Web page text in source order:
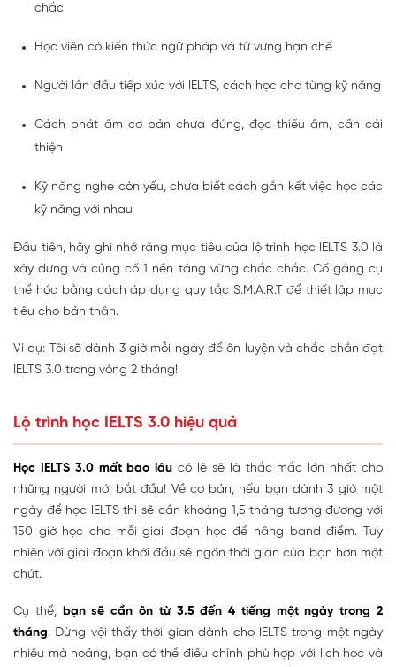
chắc
Học viên có kiến thức ngữ pháp và từ vựng hạn chế
Người lần đầu tiếp xúc với IELTS, cách học cho từng kỹ năng
Cách phát âm cơ bản chưa đúng, đọc thiếu âm, cần cải
thiện
Kỹ năng nghe còn yếu, chưa biết cách gắn kết việc học các
kỹ năng với nhau
Đầu tiên, hãy ghi nhớ rằng mục tiêu của lộ trình học IELTS 3.0 là
xây dựng và củng cố 1 nền tảng vững chắc chắc. Cố gắng cụ
thể hóa bằng cách áp dụng quy tắc S.M.A.R.T để thiết lập mục
tiêu cho bản thân.
Ví dụ: Tôi sẽ dành 3 giờ mỗi ngày để ôn luyện và chắc chắn đạt
IELTS 3.0 trong vòng 2 tháng!
Lộ trình học IELTS 3.0 hiệu quả
Học IELTS 3.0 mất bao lâu có lẽ sẽ là thắc mắc lớn nhất cho
những người mới bắt đầu! Về cơ bản, nếu bạn dành 3 giờ một
ngày để học IELTS thì sẽ cần khoảng 1,5 tháng tương đương với
150 giờ học cho mỗi giai đoạn học để nâng band điểm. Tuy
nhiên với giai đoạn khởi đầu sẽ ngốn thời gian của bạn hơn một
chút.
Cụ thể, bạn sẽ cần ôn từ 3.5 đến 4 tiếng một ngày trong 2
tháng. Đừng vội thấy thời gian dành cho IELTS trong một ngày
nhiều mà hoảng, bạn có thể điều chỉnh phù hợp với lịch học và